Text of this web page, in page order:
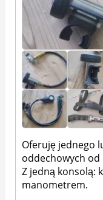
Oferuję jednego
oddechowych od
Z jedną konsolą:
manometrem.